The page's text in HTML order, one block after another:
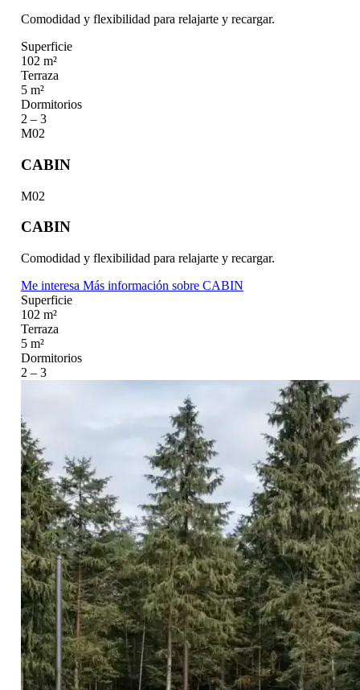
Comodidad y flexibilidad para relajarte y recargar.
Superficie
102 m²
Terraza
5 m²
Dormitorios
2 – 3
M02
CABIN
M02
CABIN
Comodidad y flexibilidad para relajarte y recargar.
Me interesa Más información sobre CABIN
Superficie
102 m²
Terraza
5 m²
Dormitorios
2 – 3